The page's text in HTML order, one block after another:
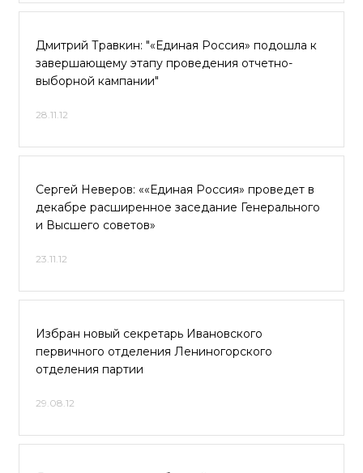
Дмитрий Травкин: "«Единая Россия» подошла к
завершающему этапу проведения отчетно-
выборной кампании"
28.11.12
Сергей Неверов: ««Единая Россия» проведет в
декабре расширенное заседание Генерального
и Высшего советов»
23.11.12
Избран новый секретарь Ивановского
первичного отделения Лениногорского
отделения партии
29.08.12